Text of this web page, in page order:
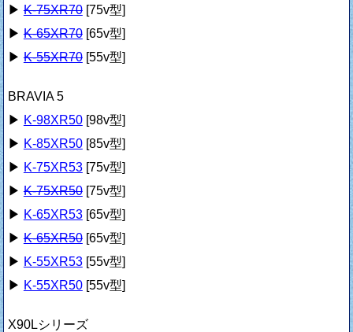
▶K-75XR70[75v型]
▶K-65XR70[65v型]
▶K-55XR70[55v型]
BRAVIA 5
▶ K-98XR50[98v型]
▶ K-85XR50[85v型]
▶ K-75XR53[75v型]
▶K-75XR50[75v型]
▶ K-65XR53[65v型]
▶K-65XR50[65v型]
▶ K-55XR53[55v型]
▶ K-55XR50[55v型]
X90Lシリーズ